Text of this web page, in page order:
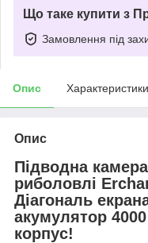
Що таке купити з
Замовлення під
Опис Характеристики
Опис
Підводна
риболовлі
Діагональ
акумулятор
корпус!